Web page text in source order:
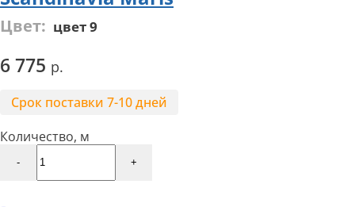
Цвет: цвет 9
6 775
Срок поставки 7-10 дней
Количество, м
- +